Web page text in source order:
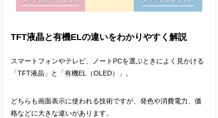
TFT液晶と有機ELの違いをわかりやすく解説
スマートフォンやテレビ、ノートPCを選ぶときによく見かける
「TFT液晶」と「有機EL（OLED）」。
どちらも画面表示に使われる技術ですが、発色や消費電力、価
格などに大きな違いがあります。